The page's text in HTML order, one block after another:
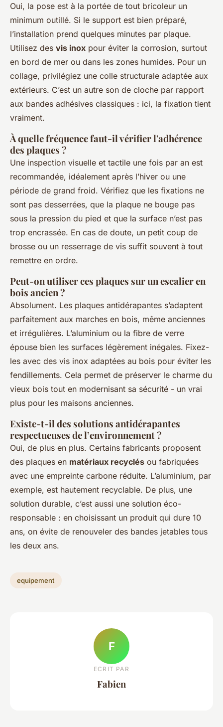
Oui, la pose est à la portée de tout bricoleur un
minimum outillé. Si le support est bien préparé,
l’installation prend quelques minutes par plaque.
Utilisez des vis inox pour éviter la corrosion, surtout
en bord de mer ou dans les zones humides. Pour un
collage, privilégiez une colle structurale adaptée aux
extérieurs. C’est un autre son de cloche par rapport
aux bandes adhésives classiques : ici, la fixation tient
vraiment.
À quelle fréquence faut-il vérifier l'adhérence
des plaques ?
Une inspection visuelle et tactile une fois par an est
recommandée, idéalement après l’hiver ou une
période de grand froid. Vérifiez que les fixations ne
sont pas desserrées, que la plaque ne bouge pas
sous la pression du pied et que la surface n’est pas
trop encrassée. En cas de doute, un petit coup de
brosse ou un resserrage de vis suffit souvent à tout
remettre en ordre.
Peut-on utiliser ces plaques sur un escalier en
bois ancien ?
Absolument. Les plaques antidérapantes s’adaptent
parfaitement aux marches en bois, même anciennes
et irrégulières. L’aluminium ou la fibre de verre
épouse bien les surfaces légèrement inégales. Fixez-
les avec des vis inox adaptées au bois pour éviter les
fendillements. Cela permet de préserver le charme du
vieux bois tout en modernisant sa sécurité - un vrai
plus pour les maisons anciennes.
Existe-t-il des solutions antidérapantes
respectueuses de l’environnement ?
Oui, de plus en plus. Certains fabricants proposent
des plaques en matériaux recyclés ou fabriquées
avec une empreinte carbone réduite. L’aluminium, par
exemple, est hautement recyclable. De plus, une
solution durable, c’est aussi une solution éco-
responsable : en choisissant un produit qui dure 10
ans, on évite de renouveler des bandes jetables tous
les deux ans.
equipement
F
ECRIT PAR
Fabien